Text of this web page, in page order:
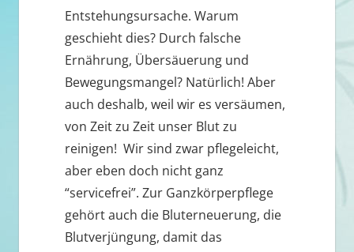
Entstehungsursache. Warum
geschieht dies? Durch falsche
Ernährung, Übersäuerung und
Bewegungsmangel? Natürlich! Aber
auch deshalb, weil wir es versäumen,
von Zeit zu Zeit unser Blut zu
reinigen! Wir sind zwar pflegeleicht,
aber eben doch nicht ganz
“servicefrei”. Zur Ganzkörperpflege
gehört auch die Bluterneuerung, die
Blutverjüngung, damit das